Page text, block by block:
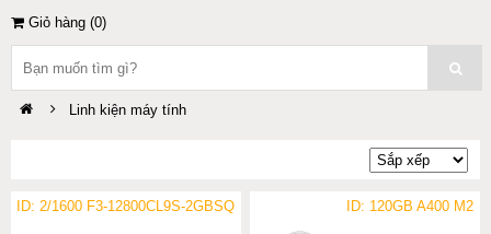
Giỏ hàng (0)
Linh kiện máy tính
ID: 2/1600 F3-12800CL9S-2GBSQ ID: 120GB A400 M2